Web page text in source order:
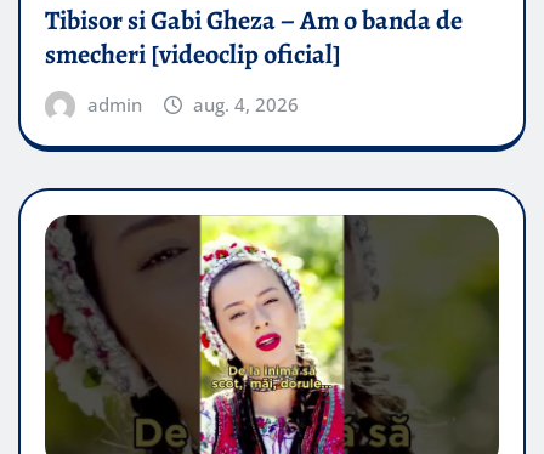
Tibisor si Gabi Gheza – Am o banda de
smecheri [videoclip oficial]
admin aug. 4, 2026